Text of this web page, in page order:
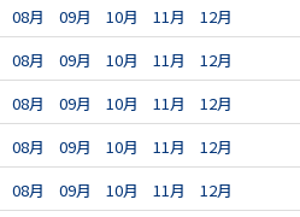
08月 09月 10月 11月
12月
08月 09月 10月 11月
12月
08月 09月 10月 11月
12月
08月 09月 10月 11月
12月
08月 09月 10月 11月 12月